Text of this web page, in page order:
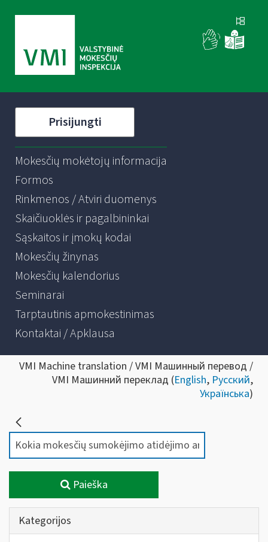
Prisijungti
Mokesčių mokėtojų informacija
Formos
Rinkmenos / Atviri duomenys
Skaičiuoklės ir pagalbininkai
Sąskaitos ir įmokų kodai
Mokesčių žinynas
Mokesčių kalendorius
Seminarai
Tarptautinis apmokestinimas
Kontaktai / Apklausa
VMI Machine translation / VMI Машинный перевод /
VMI Машинний переклад (English, Русский,
Українська)
Paieška
Kategorijos